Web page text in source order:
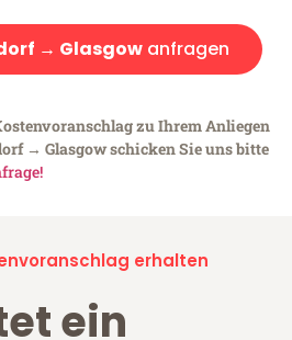
→ Glasgow anfragen
zu Ihrem Anliegen
→ Glasgow schicken Sie uns bitte
erhalten
ein